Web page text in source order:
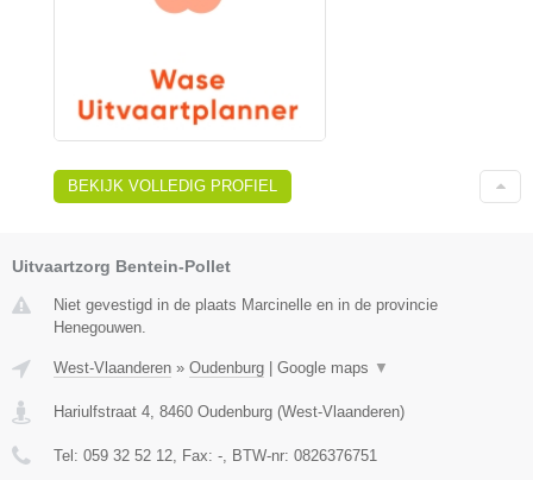
BEKIJK VOLLEDIG PROFIEL
Uitvaartzorg Bentein-Pollet
Niet gevestigd in de plaats Marcinelle en in de provincie
Henegouwen.
West-Vlaanderen » Oudenburg | Google maps ▼
Hariulfstraat 4 8460 Oudenburg (West-Vlaanderen)
Tel: 059 32 52 12 , Fax: - , BTW-nr: 0826376751